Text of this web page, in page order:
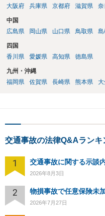
大阪府
兵庫県 京都府 滋賀県
中国
広島県
岡山県 山口県 鳥取県
四国
香川県
愛媛県 高知県 徳島県
九州・沖縄
福岡県
佐賀県 長崎県 熊本県
交通事故の法律Q&Aランキ
1 交通事故に関する示談
2026年8月3日
2 物損事故で任意保険未
2026年7月27日